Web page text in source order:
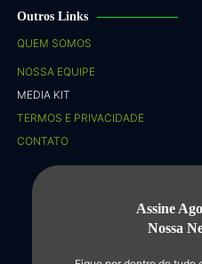
Outros Links
QUEM SOMOS
NOSSA EQUIPE
MEDIA KIT
TERMOS E PRIVACIDADE
CONTATO
Assine
Nossa